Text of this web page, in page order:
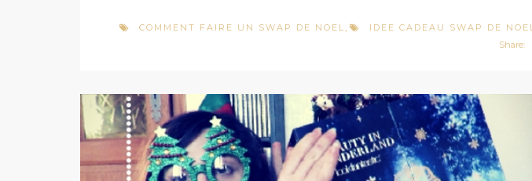
COMMENT FAIRE UN SWAP DE NOEL IDEE CADEAU SWAP DE NOEL
Share: